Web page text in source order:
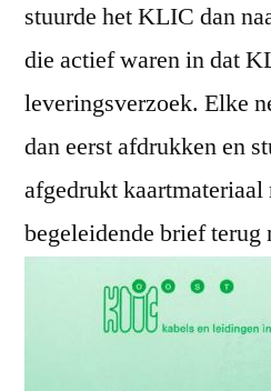
stuurde het KLIC dan
die actief waren in dat
leveringsverzoek. Elke
dan eerst afdrukken en
afgedrukt kaartmateriaal
begeleidende brief terug